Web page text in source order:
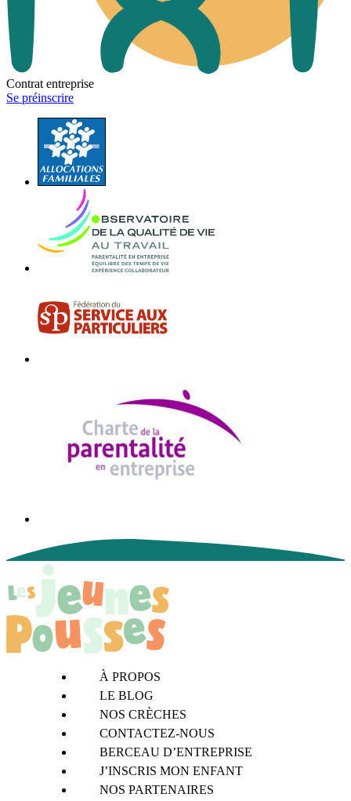
Contrat entreprise
Se préinscrire
À PROPOS
LE BLOG
NOS CRÈCHES
CONTACTEZ-NOUS
BERCEAU D’ENTREPRISE
J’INSCRIS MON ENFANT
NOS PARTENAIRES